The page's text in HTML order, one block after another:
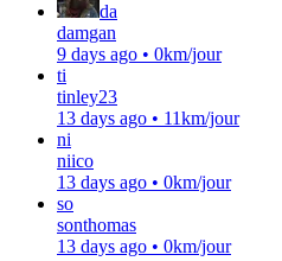
da
damgan
9 days ago • 0km/jour
ti
tinley23
13 days ago • 11km/jour
ni
niico
13 days ago • 0km/jour
so
sonthomas
13 days ago • 0km/jour